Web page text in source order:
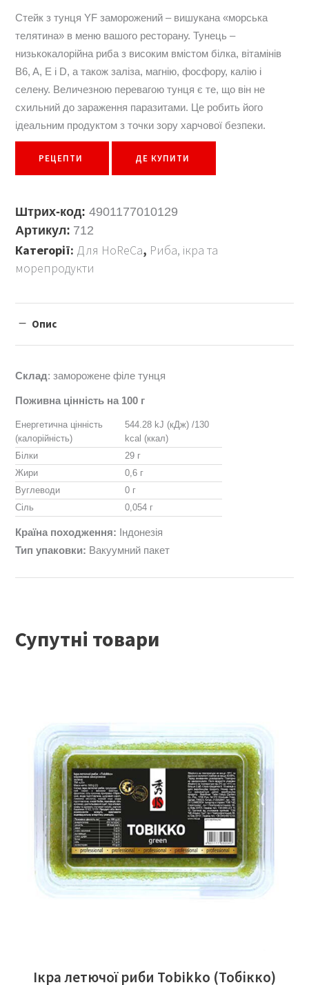
Стейк з тунця YF заморожений – вишукана «морська
телятина» в меню вашого ресторану. Тунець –
низькокалорійна риба з високим вмістом білка, вітамінів
B6, A, E і D, а також заліза, магнію, фосфору, калію і
селену. Величезною перевагою тунця є те, що він не
схильний до зараження паразитами. Це робить його
ідеальним продуктом з точки зору харчової безпеки.
РЕЦЕПТИ ДЕ КУПИТИ
Штрих-код:4901177010129
Артикул: 712
Категорії: Для HoReCa, Риба, ікра та
морепродукти
Опис
Склад: заморожене філе тунця
Поживна цінність на 100 г
Енергетична цінність
(калорійність)
544.28 kJ (кДж) /130
kcal (ккал)
Білки
29 г
Жири
0,6 г
Вуглеводи
0 г
Сіль
0,054 г
Країна походження: Індонезія
Тип упаковки: Вакуумний пакет
Супутні товари
ЧИТАТИ ДАЛІ
Ікра летючої риби Tobikko (Тобікко)